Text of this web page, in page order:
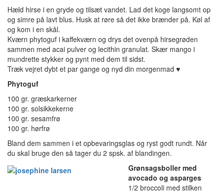
Hæld hirse i en gryde og tilsæt vandet. Lad det koge langsomt op
og simre på lavt blus. Husk at røre så det ikke brænder på. Køl af
og kom i en skål.
Kværn phytoguf i kaffekværn og drys det ovenpå hirsegrøden
sammen med acai pulver og lecithin granulat. Skær mango i
mundrette stykker og pynt med dem til sidst.
Træk vejret dybt et par gange og nyd din morgenmad ♥
Phytoguf
100 gr. græskarkerner
100 gr. solsikkekerne
100 gr. sesamfrø
100 gr. hørfrø
Bland dem sammen i et opbevaringsglas og ryst godt rundt. Når
du skal bruge den så tager du 2 spsk. af blandingen.
Grønsagsboller med
avocado og asparges
1/2 broccoli med stilken